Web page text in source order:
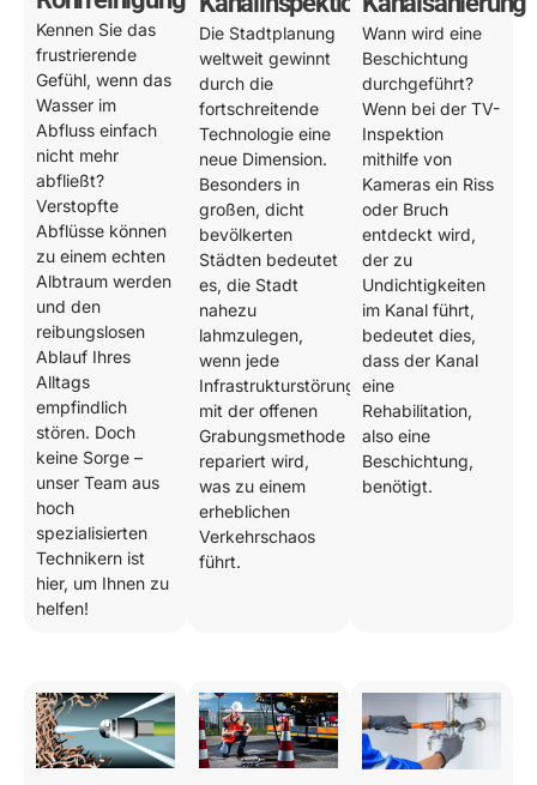
Kennen Sie das
frustrierende
Gefühl, wenn das
Wasser im
Abfluss einfach
nicht mehr
abfließt?
Verstopfte
Abflüsse können
zu einem echten
Albtraum werden
und den
reibungslosen
Ablauf Ihres
Alltags
empfindlich
stören. Doch
keine Sorge –
unser Team aus
hoch
spezialisierten
Technikern ist
hier, um Ihnen zu
helfen!
Die Stadtplanung
weltweit gewinnt
durch die
fortschreitende
Technologie eine
neue Dimension.
Besonders in
großen, dicht
bevölkerten
Städten bedeutet
es, die Stadt
nahezu
lahmzulegen,
wenn jede
Infrastrukturstörung
mit der offenen
Grabungsmethode
repariert wird,
was zu einem
erheblichen
Verkehrschaos
führt.
Wann wird eine
Beschichtung
durchgeführt?
Wenn bei der TV-
Inspektion
mithilfe von
Kameras ein Riss
oder Bruch
entdeckt wird,
der zu
Undichtigkeiten
im Kanal führt,
bedeutet dies,
dass der Kanal
eine
Rehabilitation,
also eine
Beschichtung,
benötigt.